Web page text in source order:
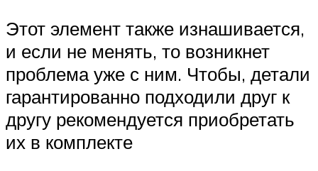
Этот элемент также изнашивается,
и если не менять, то возникнет
проблема уже с ним. Чтобы, детали
гарантированно подходили друг к
другу рекомендуется приобретать
их в комплекте